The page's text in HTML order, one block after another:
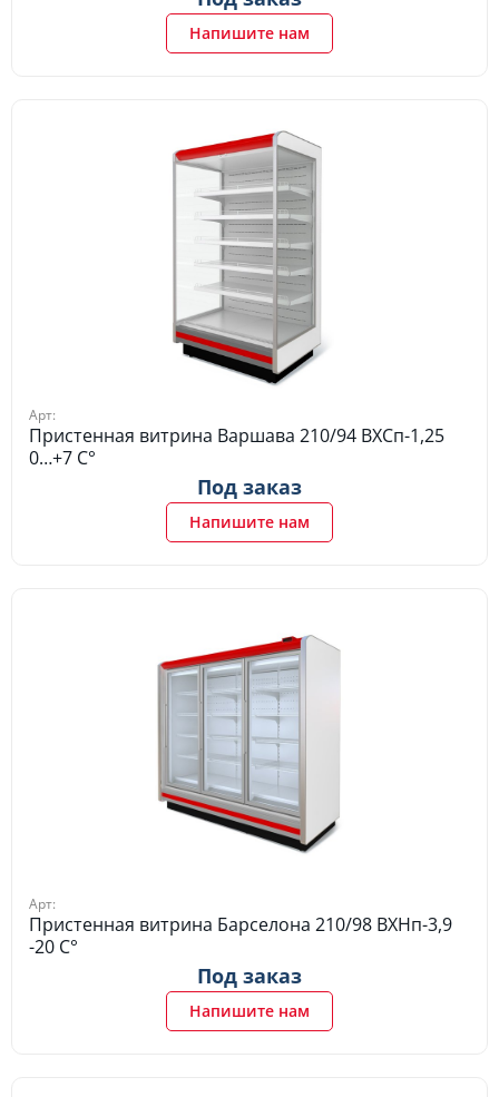
Напишите нам
Арт:
Пристенная витрина Варшава 210/94 ВХСп-1,25
0…+7 C°
Под заказ
Напишите нам
Арт:
Пристенная витрина Барселона 210/98 ВХНп-3,9
-20 C°
Под заказ
Напишите нам